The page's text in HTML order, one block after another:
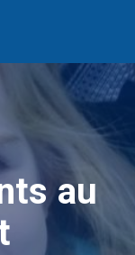
au